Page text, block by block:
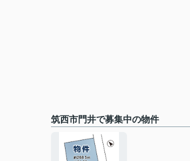
筑西市門井で募集中の物件